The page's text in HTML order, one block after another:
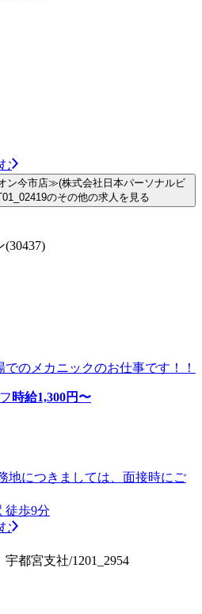
ン今市店≫(株式会社日本パーソナルビ
のその他の求人を見る
のメカニックのお仕事です！！
時給1,300円〜
地につきましては、面接時にご
徒歩9分
都宮支社/1201_2954